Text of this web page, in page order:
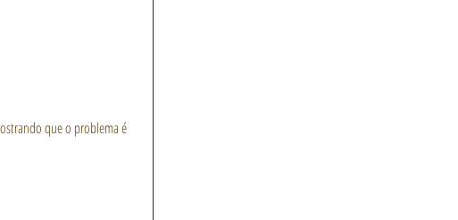
que o problema é